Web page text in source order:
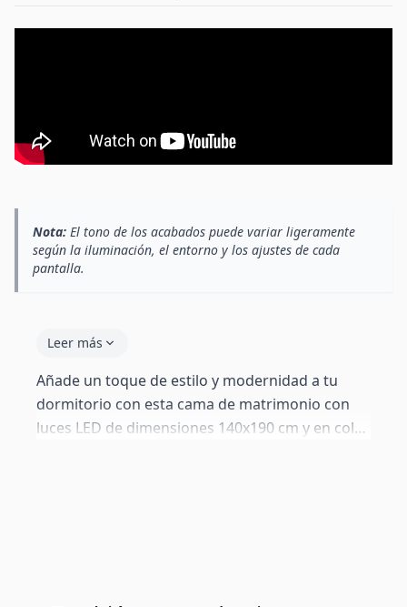
Nota: El tono de los acabados puede variar ligeramente
según la iluminación, el entorno y los ajustes de cada
pantalla.
Leer más
Añade un toque de estilo y modernidad a tu
dormitorio con esta cama de matrimonio con
luces LED de dimensiones 140x190 cm y en color